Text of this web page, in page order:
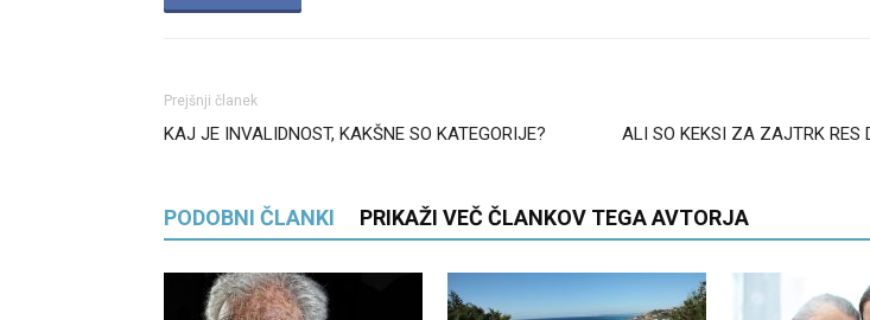
Prejšnji članek
KAJ JE INVALIDNOST, KAKŠNE SO KATEGORIJE? ALI SO KEKSI ZA ZAJTRK RES
PODOBNI ČLANKI PRIKAŽI VEČ ČLANKOV TEGA AVTORJA